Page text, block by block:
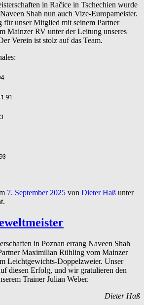
in Račice in Tschechien wurde
Shah nun auch Vize-Europameister.
unser Mitglied mit seinem Partner
Mainzer RV unter der Leitung unseres
Verein ist stolz auf das Team.
7. September 2025 von Dieter Haß unter
in Poznan errang Naveen Shah
Maximilian Rühling vom Mainzer
Leichtgewichts-Doppelzweier. Unser
diesen Erfolg, und wir gratulieren den
Trainer Julian Weber.
Dieter Haß